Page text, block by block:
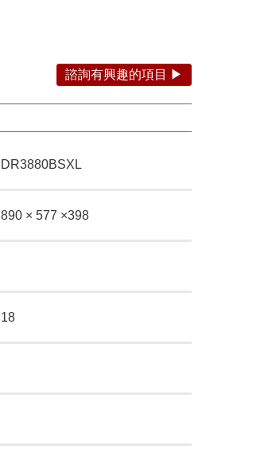
諮詢有興趣的項目 ▶
DR3880BSXL
890 × 577 ×398
18